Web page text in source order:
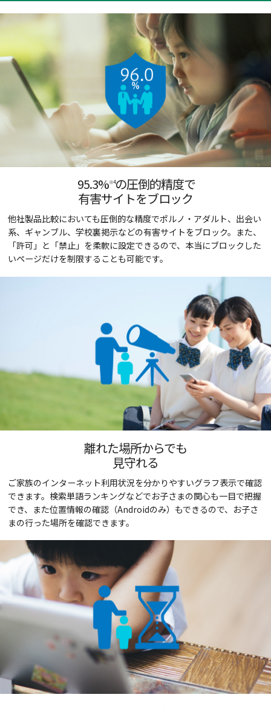
95.3%※4の圧倒的精度で
有害サイトをブロック
他社製品比較においても圧倒的な精度でポルノ・アダルト、出会い
系、ギャンブル、学校裏掲示などの有害サイトをブロック。また、
「許可」と「禁止」を柔軟に設定できるので、本当にブロックした
いページだけを制限することも可能です。
離れた場所からでも
見守れる
ご家族のインターネット利用状況を分かりやすいグラフ表示で確認
できます。検索単語ランキングなどでお子さまの関心も一目で把握
でき、また位置情報の確認（Androidのみ）もできるので、お子さ
まの行った場所を確認できます。